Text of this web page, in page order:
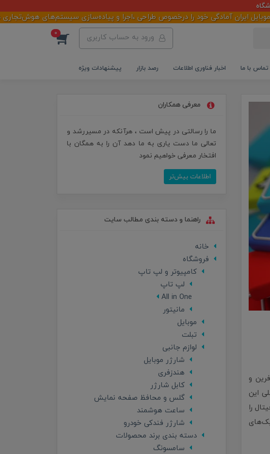
آمادگی خود را درخصوص طراحی ،اجرا و پیاده‌سازی سیستم‌های هوش‌تجاری در
ورود به حساب کاربری 0
تماس با ما اخبار فناوری اطلاعات رصد بازار پیشنهادات ویژه
و
این
را
معرفی همکاران
ما را رسالتی در پیش است ، هرآنکه در مسیررشد و
تعالی ما دست یاری به ما دهد آن را به همگان با
افتخار معرفی خواهیم نمود
اطلاعات بیش‌تر
راهنما و دسته بندی مطالب سایت
خانه
فروشگاه
کامپیوتر و لپ تاپ
لپ تاپ
All in One
مانیتور
موبایل
تبلت
لوازم جانبی
شارژر موبایل
هندزفری
کابل شارژر
گلس و محافظ صفحه نمایش
ساعت هوشمند
شارژر فندکی خودرو
دسته بندی برند محصولات
سامسونگ